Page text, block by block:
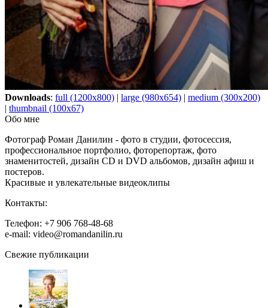
Downloads: full (1200x800) | large (980x654) | medium (300x200)
| thumbnail (100x67)
Обо мне
Фотограф Роман Данилин - фото в студии, фотосессия,
профессиональное портфолио, фоторепортаж, фото
знаменитостей, дизайн CD и DVD альбомов, дизайн афиш и
постеров.
Красивые и увлекательные видеоклипы
Контакты:
Телефон: +7 906 768-48-68
e-mail: video@romandanilin.ru
Свежие публикации